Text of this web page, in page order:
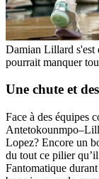
Damian Lillard s'est
pourrait manquer
Une chute et
Face à des équipes
Lopez? Encore un
du tout ce pilier
Fantomatique